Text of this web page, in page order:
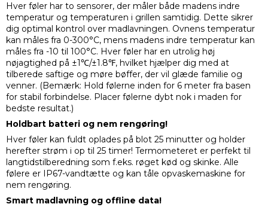
Hver føler har to sensorer, der måler både madens indre
temperatur og temperaturen i grillen samtidig. Dette sikrer
dig optimal kontrol over madlavningen. Ovnens temperatur
kan måles fra 0-300°C, mens madens indre temperatur kan
måles fra -10 til 100°C. Hver føler har en utrolig høj
nøjagtighed på ±1℃/±1.8℉, hvilket hjælper dig med at
tilberede saftige og møre bøffer, der vil glæde familie og
venner. (Bemærk: Hold følerne inden for 6 meter fra basen
for stabil forbindelse. Placer følerne dybt nok i maden for
bedste resultat.)
Holdbart batteri og nem rengøring!
Hver føler kan fuldt oplades på blot 25 minutter og holder
herefter strøm i op til 25 timer! Termometeret er perfekt til
langtidstilberedning som f.eks. røget kød og skinke. Alle
følere er IP67-vandtætte og kan tåle opvaskemaskine for
nem rengøring.
Smart madlavning og offline data!